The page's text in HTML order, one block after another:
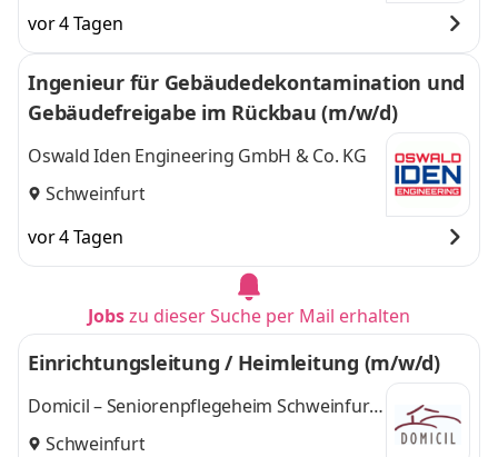
vor 4 Tagen
Ingenieur für Gebäudedekontamination und
Gebäudefreigabe im Rückbau (m/w/d)
Oswald Iden Engineering GmbH & Co. KG
Schweinfurt
vor 4 Tagen
Jobszu dieser Suche per Mail erhalten
Einrichtungsleitung / Heimleitung (m/w/d)
Domicil – Seniorenpflegeheim Schweinfurt
Theresienstraße GmbH
Schweinfurt